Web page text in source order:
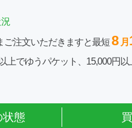
ご注文いただきますと最短8 月
上でゆうパケット、15,000円
状態